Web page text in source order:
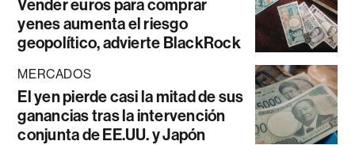
Vender euros para comprar
yenes aumenta el riesgo
geopolítico, advierte BlackRock
MERCADOS
El yen pierde casi la mitad de sus
ganancias tras la intervención
conjunta de EE.UU. y Japón